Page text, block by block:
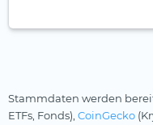
Stammdaten werden
ETFs, Fonds), CoinGecko